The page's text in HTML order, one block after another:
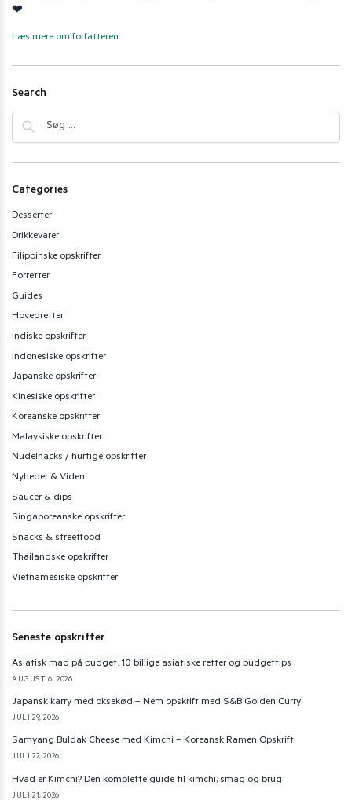
❤️
Læs mere om forfatteren
Search
Categories
Desserter
Drikkevarer
Filippinske opskrifter
Forretter
Guides
Hovedretter
Indiske opskrifter
Indonesiske opskrifter
Japanske opskrifter
Kinesiske opskrifter
Koreanske opskrifter
Malaysiske opskrifter
Nudelhacks / hurtige opskrifter
Nyheder & Viden
Saucer & dips
Singaporeanske opskrifter
Snacks & streetfood
Thailandske opskrifter
Vietnamesiske opskrifter
Seneste opskrifter
Asiatisk mad på budget: 10 billige asiatiske retter og budgettips
AUGUST 6, 2026
Japansk karry med oksekød – Nem opskrift med S&B Golden Curry
JULI 29, 2026
Samyang Buldak Cheese med Kimchi – Koreansk Ramen Opskrift
JULI 22, 2026
Hvad er Kimchi? Den komplette guide til kimchi, smag og brug
JULI 21, 2026